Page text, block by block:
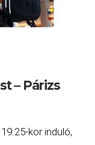
– Párizs
kor induló,